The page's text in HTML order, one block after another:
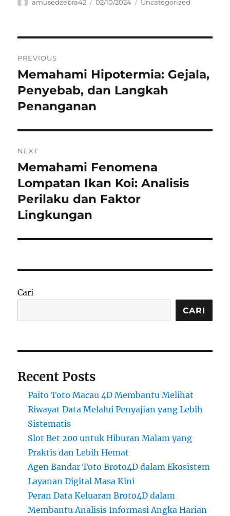
amusedzebra42 02/10/2024 Uncategorized
pos
PREVIOUS
Previous
post:
Memahami Hipotermia: Gejala,
Penyebab, dan Langkah
Penanganan
NEXT
Next
post:
Memahami Fenomena
Lompatan Ikan Koi: Analisis
Perilaku dan Faktor
Lingkungan
Cari
CARI
Recent Posts
Paito Toto Macau 4D Membantu Melihat
Riwayat Data Melalui Penyajian yang Lebih
Sistematis
Slot Bet 200 untuk Hiburan Malam yang
Praktis dan Lebih Hemat
Agen Bandar Toto Broto4D dalam Ekosistem
Layanan Digital Masa Kini
Peran Data Keluaran Broto4D dalam
Membantu Analisis Informasi Angka Harian